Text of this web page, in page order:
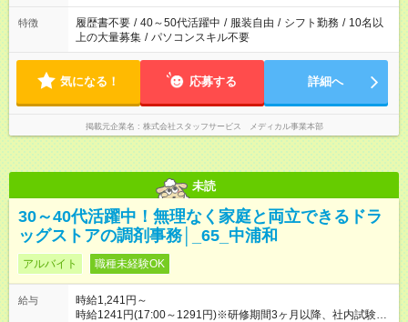
特徴 履歴書不要 / 40～50代活躍中 / 服装自由 / シフト勤務 / 10名以
上の大量募集 / パソコンスキル不要
気になる！ 応募する 詳細へ
掲載元企業名 株式会社スタッフサービス メディカル事業本部
未読
30～40代活躍中！無理なく家庭と両立できるドラ
ッグストアの調剤事務│_65_中浦和
アルバイト 職種未経験OK
給与
時給1,241円～
時給1241円(17:00～1291円)※研修期間3ヶ月以降、社内試験に